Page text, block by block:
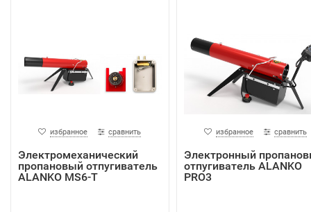
избранное сравнить
Электромеханический
пропановый отпугиватель
ALANKO MS6-T
избранное сравнить
Электронный
отпугиватель ALANKO
PRO3